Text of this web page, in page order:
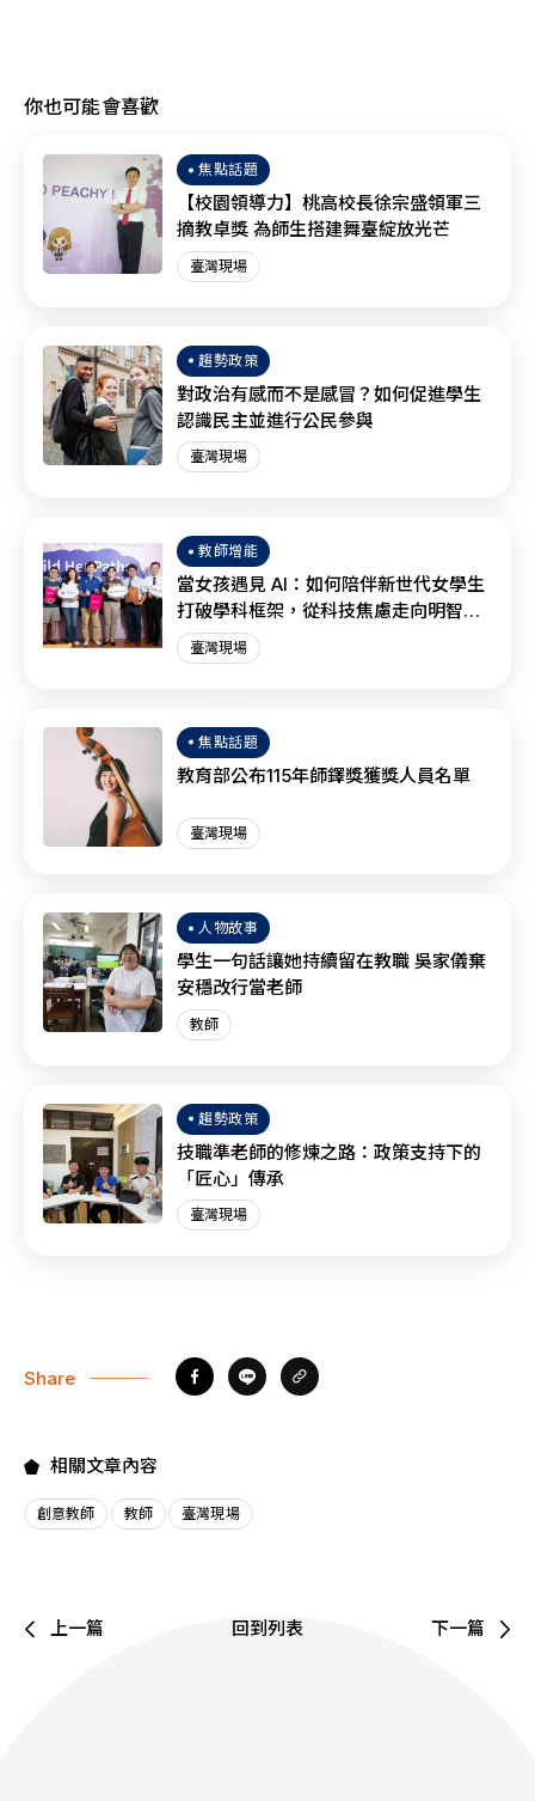
你也可能會喜歡
焦點話題
【校園領導力】桃高校長徐宗盛領軍三
摘教卓獎 為師生搭建舞臺綻放光芒
臺灣現場
趨勢政策
對政治有感而不是感冒？如何促進學生
認識民主並進行公民參與
臺灣現場
教師增能
當女孩遇見 AI：如何陪伴新世代女學生
打破學科框架，從科技焦慮走向明智協
作？
臺灣現場
焦點話題
教育部公布115年師鐸獎獲獎人員名單
臺灣現場
人物故事
學生一句話讓她持續留在教職 吳家儀棄
安穩改行當老師
教師
趨勢政策
技職準老師的修煉之路：政策支持下的
「匠心」傳承
臺灣現場
Share
相關文章內容
創意教師 教師 臺灣現場
上一篇 回到列表 下一篇